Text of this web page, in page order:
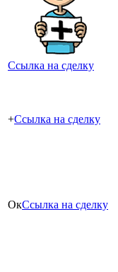
Ссылка на сделку
+Ссылка на сделку
ОкСсылка на сделку